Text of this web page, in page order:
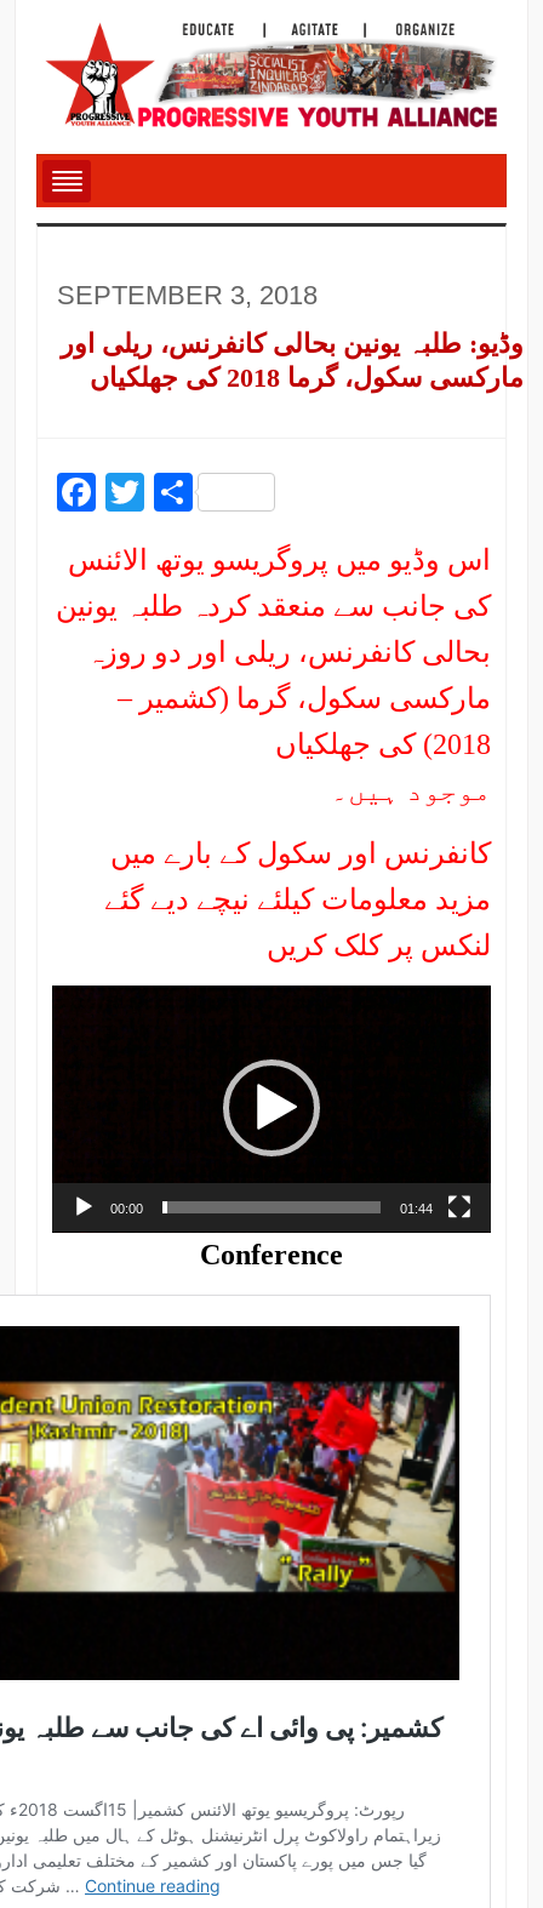
SEPTEMBER 3, 2018
وڈیو: طلبہ یونین بحالی کانفرنس، ریلی اور
مارکسی سکول، گرما 2018 کی جھلکیاں
Facebook
Twitter
Share
اس وڈیو میں پروگریسو یوتھ الائنس
کی جانب سے منعقد کردہ طلبہ یونین
بحالی کانفرنس، ریلی اور دو روزہ
مارکسی سکول، گرما (کشمیر –
2018) کی جھلکیاں
موجود ہیں۔
کانفرنس اور سکول کے بارے میں
مزید معلومات کیلئے نیچے دیے گئے
لنکس پر کلک کریں
00:00 01:44
Conference